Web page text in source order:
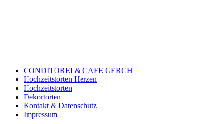
CONDITOREI & CAFE GERCH
Hochzeitstorten Herzen
Hochzeitstorten
Dekortorten
Kontakt & Datenschutz
Impressum